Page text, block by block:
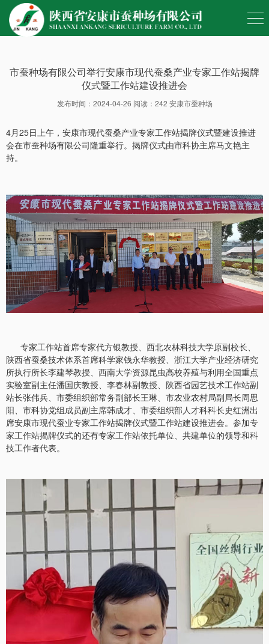
市蚕种场有限公司举行安康市现代蚕桑产业专家工作站揭牌
仪式暨工作站建设推进会
发布时间：2024-04-26 阅读：242 安康市蚕种场
4月25日上午，安康市现代蚕桑产业专家工作站揭牌仪式暨建设推进
会在市蚕种场有限公司隆重举行。揭牌仪式由市科协主席马文艳主
持。
专家工作站首席专家代方银教授、西北农林科技大学原副校长、
陕西省蚕桑技术体系首席科学家钱永华教授、浙江大学产业经济研究
所执行所长李建琴教授、西南大学资源昆虫高校养殖与利用全国重点
实验室副主任潘国庆教授、李春林副教授、陕西省园艺技术工作站副
站长张伟兵、市委组织部常务副部长王琳、市农业农村局副局长周思
阳、市科协党组成员副主席韩成才、市委组织部人才科科长史红洲出
席安康市现代蚕业专家工作站揭牌仪式暨工作站建设推进会。参加专
家工作站揭牌仪式的还有专家工作站依托单位、共建单位的领导和科
技工作者代表。